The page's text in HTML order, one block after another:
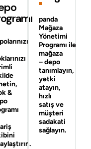
&
panda
Mağaza
Yönetimi
Programı ile
mağaza
– depo
tanımlayın,
yetki
atayın,
hızlı
satış ve
müşteri
sadakati
sağlayın.